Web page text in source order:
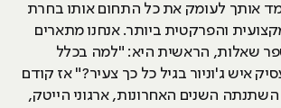
אותך לעומק את כל התחום אותו בחרת
והפרקטית ביותר. אנחנו מתארים
שאלות, הראשית היא: "למה בכלל
איש ג'וניור בגיל כל כך צעיר?" אז קודם
השנים האחרונות, ארגוני הייטק,